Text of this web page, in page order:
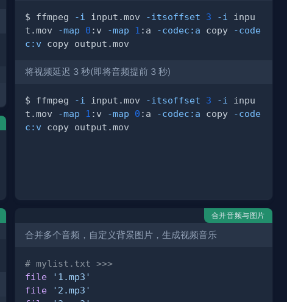
$ ffmpeg -i input.mov -itsoffset 3 -i
inpu
t.mov
-map 0 :v -map 1 :a -codec:a copy
-code
c:v
将视频延迟 3 秒(即将音频提前 3 秒)
$ ffmpeg -i input.mov -itsoffset 3 -i inpu
t.mov
-map 1 :v -map 0 :a -codec:a copy
-code
c:v
合并音频与图片
合并多个音频，自定义背景图片，生成视频音乐
# mylist.txt >>>
file
'1.mp3'
file
'2.mp3'